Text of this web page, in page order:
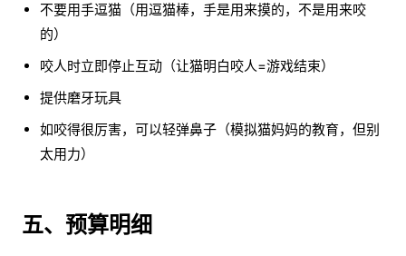
不要用手逗猫（用逗猫棒，手是用来摸的，不是用来咬
的）
咬人时立即停止互动（让猫明白咬人=游戏结束）
提供磨牙玩具
如咬得很厉害，可以轻弹鼻子（模拟猫妈妈的教育，但别
太用力）
五、预算明细